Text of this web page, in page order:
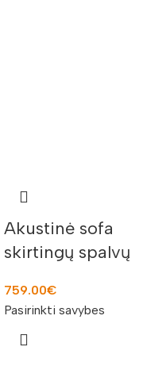
Akustinė sofa
skirtingų spalvų
759.00€
Pasirinkti savybes